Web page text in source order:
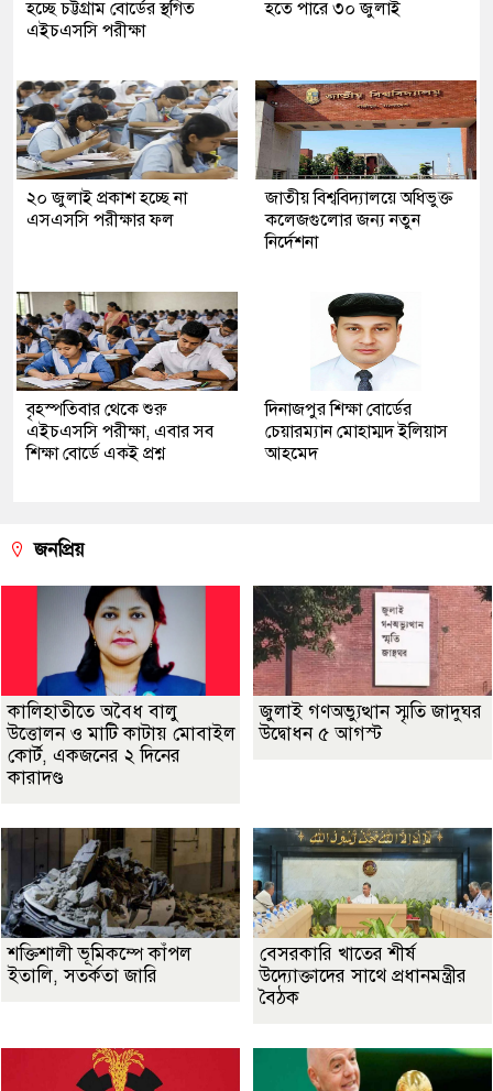
হচ্ছে চট্টগ্রাম বোর্ডের স্থগিত
এইচএসসি পরীক্ষা
হতে পারে ৩০ জুলাই
২০ জুলাই প্রকাশ হচ্ছে না
এসএসসি পরীক্ষার ফল
জাতীয় বিশ্ববিদ্যালয়ে অধিভুক্ত
কলেজগুলোর জন্য নতুন
নির্দেশনা
বৃহস্পতিবার থেকে শুরু
এইচএসসি পরীক্ষা, এবার সব
শিক্ষা বোর্ডে একই প্রশ্ন
দিনাজপুর শিক্ষা বোর্ডের
চেয়ারম্যান মোহাম্মদ ইলিয়াস
আহমেদ
জনপ্রিয়
কালিহাতীতে অবৈধ বালু
উত্তোলন ও মাটি কাটায় মোবাইল
কোর্ট, একজনের ২ দিনের
কারাদণ্ড
জুলাই গণঅভ্যুত্থান স্মৃতি জাদুঘর
উদ্বোধন ৫ আগস্ট
শক্তিশালী ভূমিকম্পে কাঁপল
ইতালি, সতর্কতা জারি
বেসরকারি খাতের শীর্ষ
উদ্যোক্তাদের সাথে প্রধানমন্ত্রীর
বৈঠক